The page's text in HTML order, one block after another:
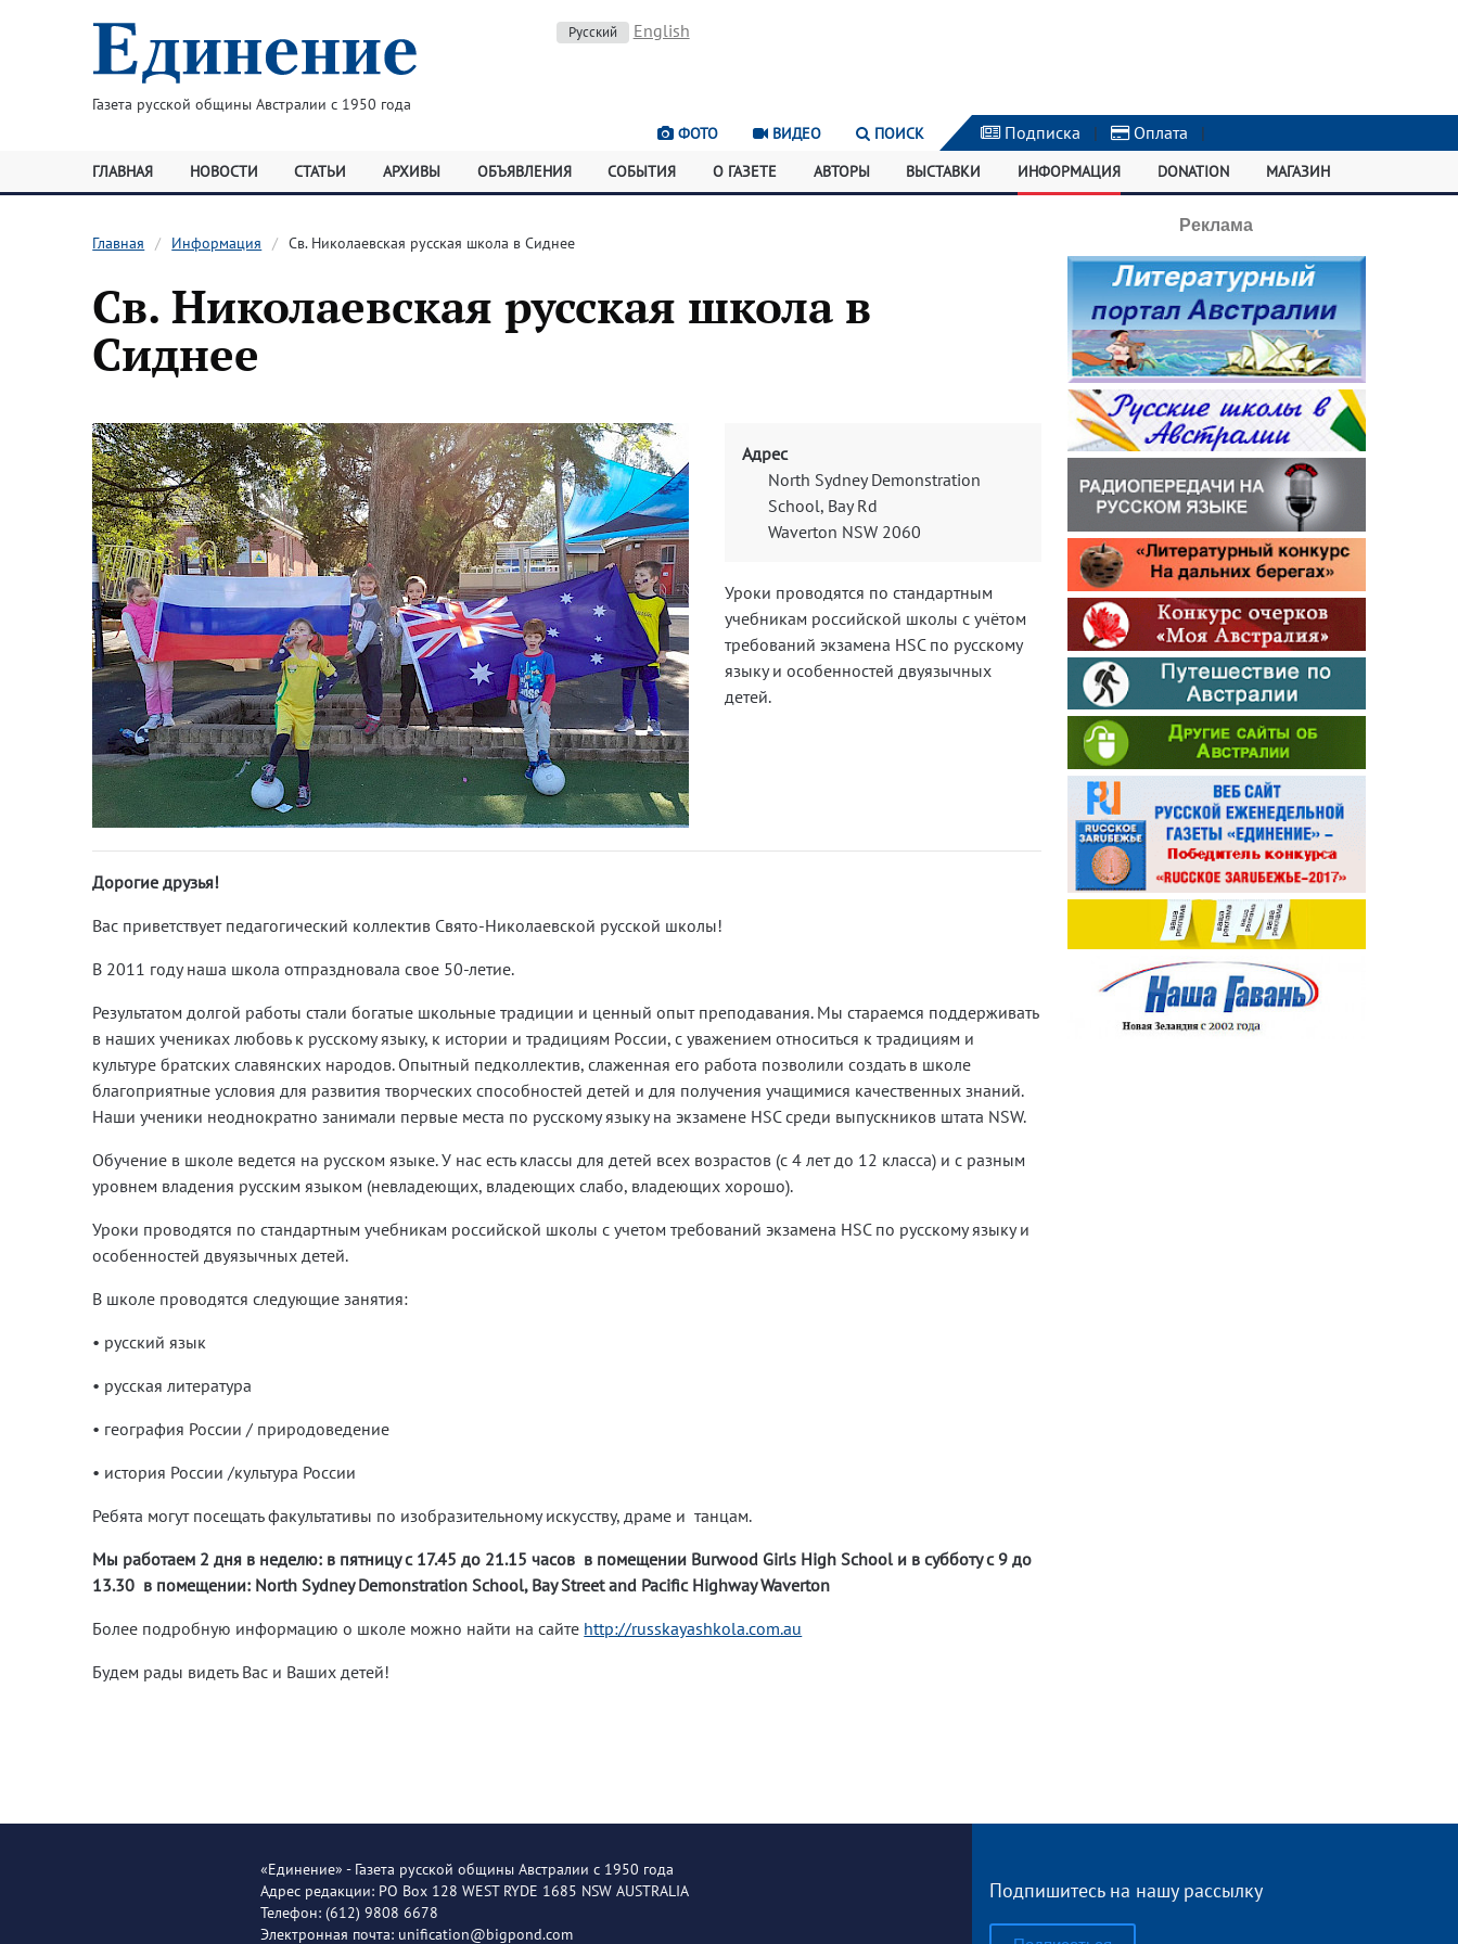
Газета русской общины Австралии с 1950 года
Русский English
ФОТО ВИДЕО ПОИСК Подписка | Оплата |
ГЛАВНАЯ НОВОСТИ СТАТЬИ АРХИВЫ ОБЪЯВЛЕНИЯ СОБЫТИЯ О ГАЗЕТЕ АВТОРЫ ВЫСТАВКИ ИНФОРМАЦИЯ DONATION МАГАЗИН
Главная Информация Св. Николаевская русская школа в Сиднее
Св. Николаевская русская школа в
Сиднее
Адрес
North Sydney Demonstration
School, Bay Rd
Waverton NSW 2060
Уроки проводятся по стандартным
учебникам российской школы с учётом
требований экзамена HSC по русскому
языку и особенностей двуязычных
детей.
Дорогие друзья!
Вас приветствует педагогический коллектив Свято-Николаевской русской школы!
В 2011 году наша школа отпраздновала свое 50-летие.
Результатом долгой работы стали богатые школьные традиции и ценный опыт преподавания. Мы стараемся поддерживать
в наших учениках любовь к русскому языку, к истории и традициям России, с уважением относиться к традициям и
культуре братских славянских народов. Опытный педколлектив, слаженная его работа позволили создать в школе
благоприятные условия для развития творческих способностей детей и для получения учащимися качественных знаний.
Наши ученики неоднократно занимали первые места по русскому языку на экзамене HSC среди выпускников штата NSW.
Обучение в школе ведется на русском языке. У нас есть классы для детей всех возрастов (c 4 лет до 12 класса) и с разным
уровнем владения русским языком (невладеющих, владеющих слабо, владеющих хорошо).
Уроки проводятся по стандартным учебникам российской школы с учетом требований экзамена HSC по русскому языку и
особенностей двуязычных детей.
В школе проводятся следующие занятия:
• русский язык
• русская литература
• география России / природоведение
• история России /культура России
Ребята могут посещать факультативы по изобразительному искусству, драме и танцам.
Мы работаем 2 дня в неделю: в пятницу с 17.45 до 21.15 часов в помещении Burwood Girls High School и в субботу с 9 до
13.30 в помещении: North Sydney Demonstration School, Bay Street and Pacific Highway Waverton
Более подробную информацию о школе можно найти на сайте http://russkayashkola.com.au
Будем рады видеть Вас и Ваших детей!
Реклама
«Единение» - Газета русской общины Австралии с 1950 года
Адрес редакции: PO Box 128 WEST RYDE 1685 NSW AUSTRALIA
Телефон: (612) 9808 6678
Электронная почта: unification@bigpond.com
Подпишитесь на нашу рассылку